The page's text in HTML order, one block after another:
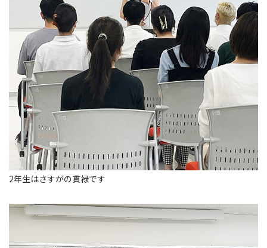
2年生はさすがの貫禄です